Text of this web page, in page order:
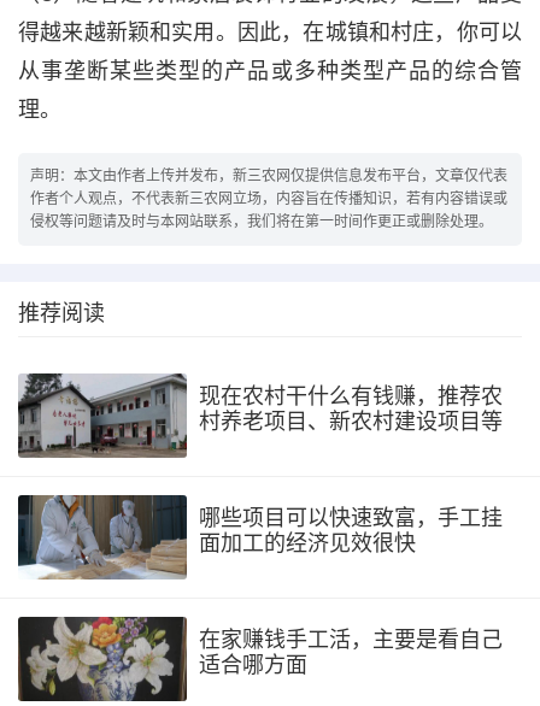
得越来越新颖和实用。因此，在城镇和村庄，你可以
从事垄断某些类型的产品或多种类型产品的综合管
理。
声明：本文由作者上传并发布，新三农网仅提供信息发布平台，文章仅代表
作者个人观点，不代表新三农网立场，内容旨在传播知识，若有内容错误或
侵权等问题请及时与本网站联系，我们将在第一时间作更正或删除处理。
推荐阅读
现在农村干什么有钱赚，推荐农
村养老项目、新农村建设项目等
哪些项目可以快速致富，手工挂
面加工的经济见效很快
在家赚钱手工活，主要是看自己
适合哪方面